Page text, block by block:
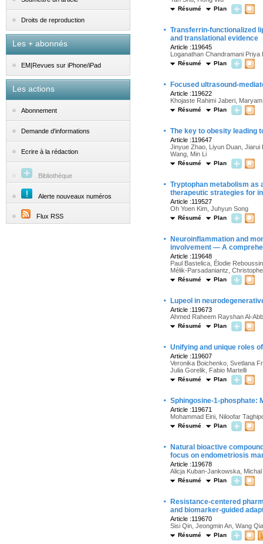
Droits de reproduction
Les + abonnés
EM|Revues sur iPhone/iPad
Les actions
Abonnement
Demande d'informations
Ecrire à la rédaction
Bibliothèque
Alerte nouveaux numéros
Flux RSS
Résumé Plan
· Transferrin-functionalized
and translational evidence
Article :119645
Loganathan Chandramani Priya
Résumé Plan
· Focused ultrasound-
Article :119622
Khojaste Rahimi Jaberi,
Résumé Plan
· The key to obesity leading
Article :119647
Jinyue Zhao, Liyun Duan, Jiarui
Wang, Min Li
Résumé Plan
· Tryptophan metabolism as
therapeutic strategies for
Article :119527
Oh Yoen Kim, Juhyun Song
Résumé Plan
·
Neuroinflammation and
involvement — A
Article :119648
Paul Bastelica, Élodie
Mélik-Parsadaniantz,
Résumé Plan
· Lupeol in
Article :119673
Ahmed Raheem Rayshan Al-
Résumé Plan
· Unifying and unique roles
Article :119607
Veronika Boichenko, Svetlana
Julia Gorelik, Fabio Martelli
Résumé Plan
· Sphingosine-1-phosphate:
Article :119671
Mohammad Eini, Niloofar
Résumé Plan
·
Natural bioactive
focus on endometriosis
Article :119678
Alicja Kuban-Jankowska,
Résumé Plan
·
Resistance-centered
and biomarker-guided
Article :119670
Sisi Qin, Jeongmin An, Wang
Résumé Plan